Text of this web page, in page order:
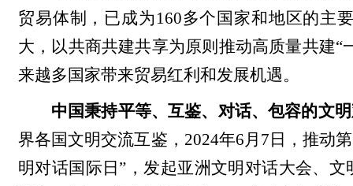
贸易体制，已成为160多个国家和地区的主
大，以共商共建共享为原则推动高质量共建
来越多国家带来贸易红利和发展机遇。
中国秉持平等、互鉴、对话、包容的文
界各国文明交流互鉴，2024年6月7日，推动
明对话国际日”，发起亚洲文明对话大会、